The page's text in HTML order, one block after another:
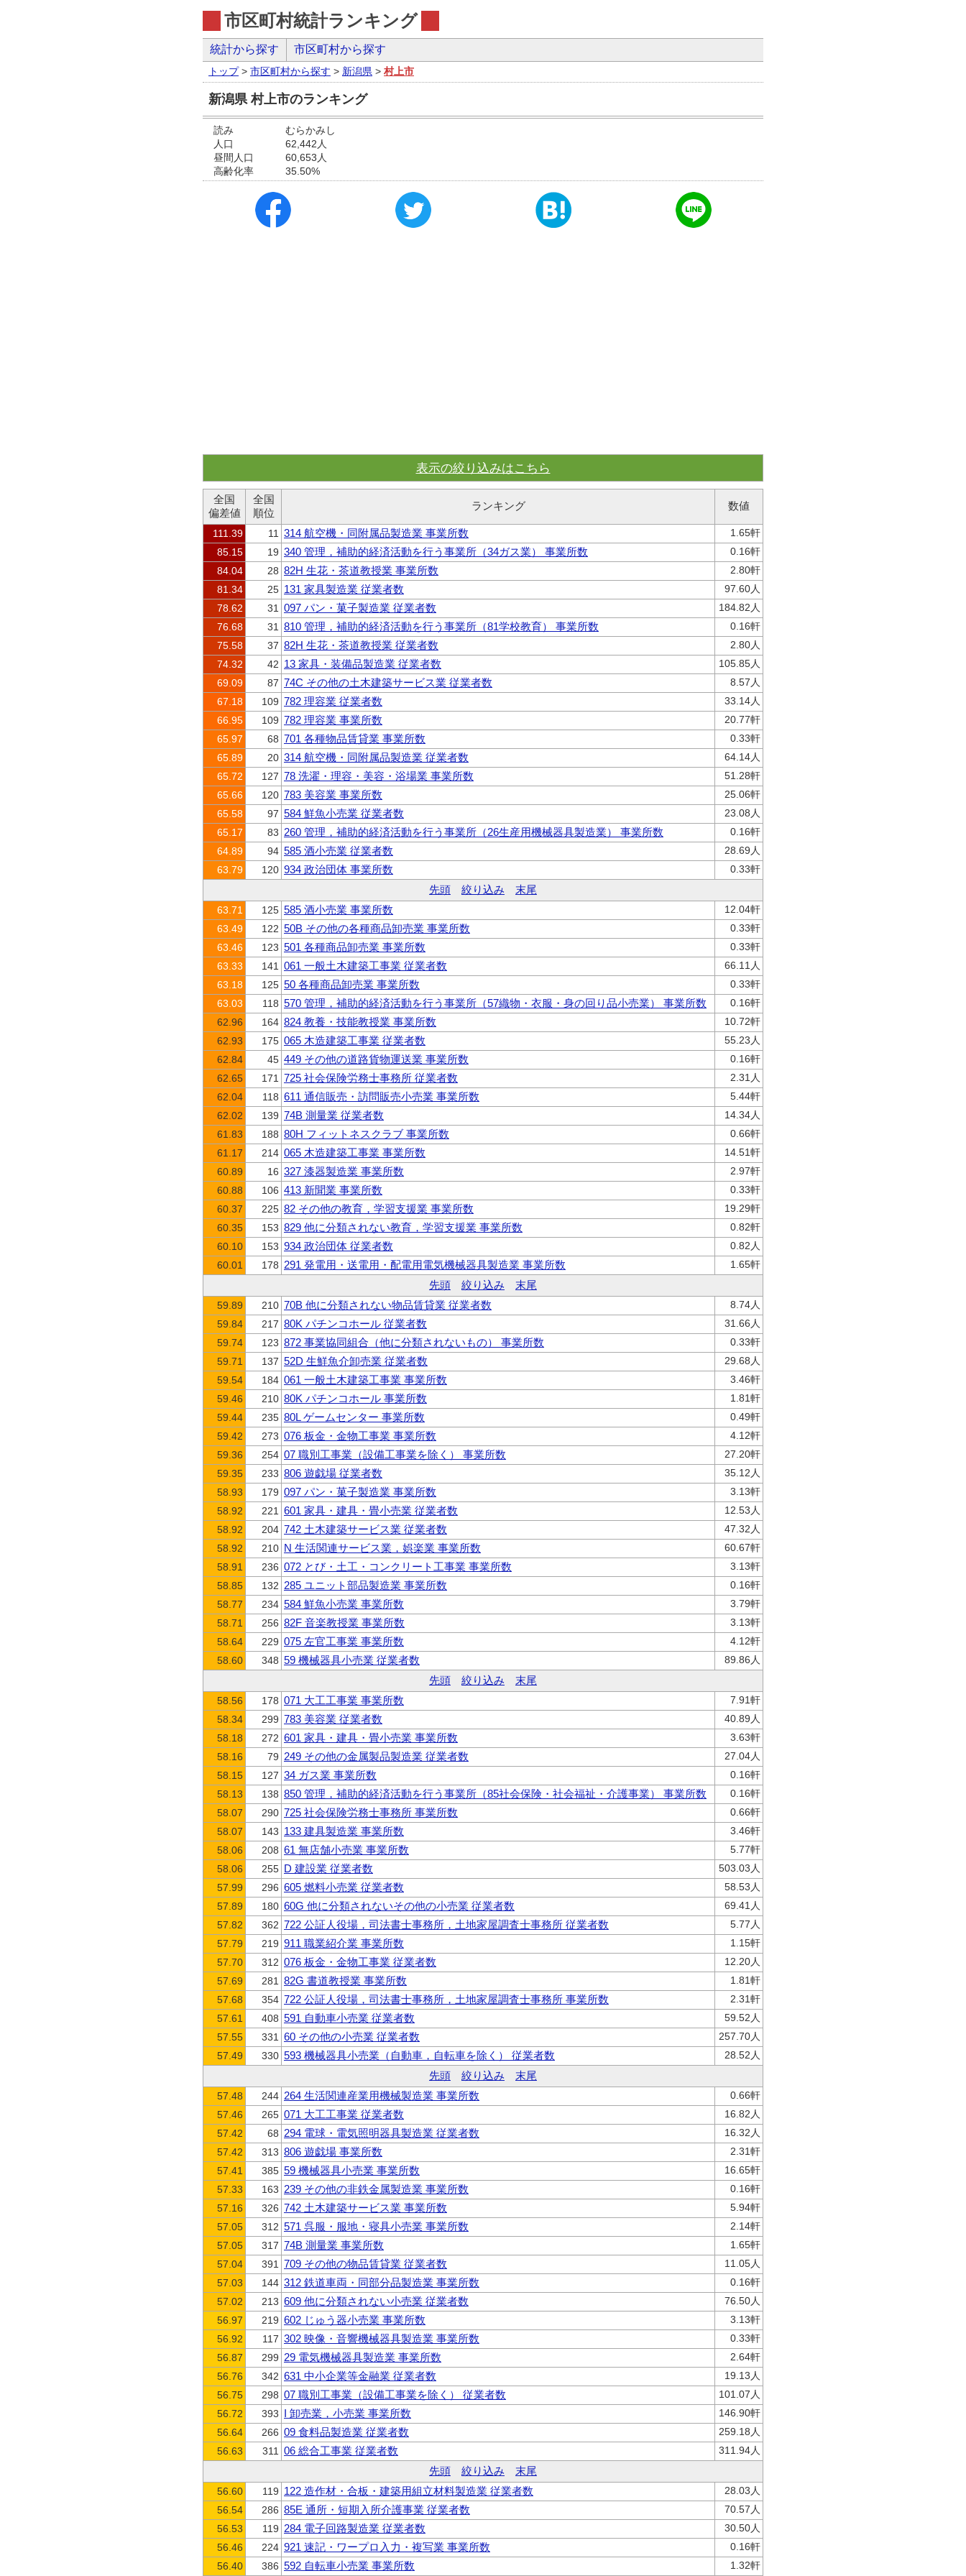
市区町村統計ランキング
統計から探す 市区町村から探す
トップ> 市区町村から探す > 新潟県 > 村上市
新潟県 村上市のランキング
読み
むらかみし
人口
62,442人
昼間人口
60,653人
高齢化率
35.50%
表示の絞り込みはこちら
全国
偏差値
全国
順位
ランキング 数値
111.39 11 314 航空機・同附属品製造業 事業所数
1.65軒
85.15
19 340 管理，補助的経済活動を行う事業所（34ガス業） 事業所数
0.16軒
84.04
28 82H 生花・茶道教授業 事業所数
2.80軒
81.34
25 131 家具製造業 従業者数
97.60人
78.62
31 097 パン・菓子製造業 従業者数
184.82人
76.68
31 810 管理，補助的経済活動を行う事業所（81学校教育） 事業所数
0.16軒
75.58
37 82H 生花・茶道教授業 従業者数
2.80人
74.32
42 13 家具・装備品製造業 従業者数
105.85人
69.09
87 74C その他の土木建築サービス業 従業者数
8.57人
67.18
109 782 理容業 従業者数
33.14人
66.95
109 782 理容業 事業所数
20.77軒
65.97
68 701 各種物品賃貸業 事業所数
0.33軒
65.89
20 314 航空機・同附属品製造業 従業者数
64.14人
65.72
127 78 洗濯・理容・美容・浴場業 事業所数
51.28軒
65.66
120 783 美容業 事業所数
25.06軒
65.58
97 584 鮮魚小売業 従業者数
23.08人
65.17
83 260 管理，補助的経済活動を行う事業所（26生産用機械器具製造業） 事業所数
0.16軒
64.89
94 585 酒小売業 従業者数
28.69人
63.79
120 934 政治団体 事業所数 0.33軒
先頭 絞り込み 末尾
63.71 125 585 酒小売業 事業所数
12.04軒
63.49
122 50B その他の各種商品卸売業 事業所数
0.33軒
63.46
123 501 各種商品卸売業 事業所数
0.33軒
63.33
141 061 一般土木建築工事業 従業者数
66.11人
63.18
125 50 各種商品卸売業 事業所数
0.33軒
63.03
118 570 管理，補助的経済活動を行う事業所（57織物・衣服・身の回り品小売業） 事業所数
0.16軒
62.96
164 824 教養・技能教授業 事業所数
10.72軒
62.93
175 065 木造建築工事業 従業者数
55.23人
62.84
45 449 その他の道路貨物運送業 事業所数
0.16軒
62.65
171 725 社会保険労務士事務所 従業者数
2.31人
62.04
118 611 通信販売・訪問販売小売業 事業所数
5.44軒
62.02
139 74B 測量業 従業者数
14.34人
61.83
188 80H フィットネスクラブ 事業所数
0.66軒
61.17
214 065 木造建築工事業 事業所数
14.51軒
60.89
16 327 漆器製造業 事業所数
2.97軒
60.88
106 413 新聞業 事業所数
0.33軒
60.37
225 82 その他の教育，学習支援業 事業所数
19.29軒
60.35
153 829 他に分類されない教育，学習支援業 事業所数
0.82軒
60.10
153 934 政治団体 従業者数
0.82人
60.01
178 291 発電用・送電用・配電用電気機械器具製造業 事業所数 1.65軒
先頭 絞り込み 末尾
59.89 210 70B 他に分類されない物品賃貸業 従業者数
8.74人
59.84
217 80K パチンコホール 従業者数
31.66人
59.74
123 872 事業協同組合（他に分類されないもの） 事業所数
0.33軒
59.71
137 52D 生鮮魚介卸売業 従業者数
29.68人
59.54
184 061 一般土木建築工事業 事業所数
3.46軒
59.46
210 80K パチンコホール 事業所数
1.81軒
59.44
235 80L ゲームセンター 事業所数
0.49軒
59.42
273 076 板金・金物工事業 事業所数
4.12軒
59.36
254 07 職別工事業（設備工事業を除く） 事業所数
27.20軒
59.35
233 806 遊戯場 従業者数
35.12人
58.93
179 097 パン・菓子製造業 事業所数
3.13軒
58.92
221 601 家具・建具・畳小売業 従業者数
12.53人
58.92
204 742 土木建築サービス業 従業者数
47.32人
58.92
210 N 生活関連サービス業，娯楽業 事業所数
60.67軒
58.91
236 072 とび・土工・コンクリート工事業 事業所数
3.13軒
58.85
132 285 ユニット部品製造業 事業所数
0.16軒
58.77
234 584 鮮魚小売業 事業所数
3.79軒
58.71
256 82F 音楽教授業 事業所数
3.13軒
58.64
229 075 左官工事業 事業所数
4.12軒
58.60
348 59 機械器具小売業 従業者数 89.86人
先頭 絞り込み 末尾
58.56 178 071 大工工事業 事業所数
7.91軒
58.34
299 783 美容業 従業者数
40.89人
58.18
272 601 家具・建具・畳小売業 事業所数
3.63軒
58.16
79 249 その他の金属製品製造業 従業者数
27.04人
58.15
127 34 ガス業 事業所数
0.16軒
58.13
138 850 管理，補助的経済活動を行う事業所（85社会保険・社会福祉・介護事業） 事業所数
0.16軒
58.07
290 725 社会保険労務士事務所 事業所数
0.66軒
58.07
143 133 建具製造業 事業所数
3.46軒
58.06
208 61 無店舗小売業 事業所数
5.77軒
58.06
255 D 建設業 従業者数
503.03人
57.99
296 605 燃料小売業 従業者数
58.53人
57.89
180 60G 他に分類されないその他の小売業 従業者数
69.41人
57.82
362 722 公証人役場，司法書士事務所，土地家屋調査士事務所 従業者数
5.77人
57.79
219 911 職業紹介業 事業所数
1.15軒
57.70
312 076 板金・金物工事業 従業者数
12.20人
57.69
281 82G 書道教授業 事業所数
1.81軒
57.68
354 722 公証人役場，司法書士事務所，土地家屋調査士事務所 事業所数
2.31軒
57.61
408 591 自動車小売業 従業者数
59.52人
57.55
331 60 その他の小売業 従業者数
257.70人
57.49
330 593 機械器具小売業（自動車，自転車を除く） 従業者数 28.52人
先頭 絞り込み 末尾
57.48 244 264 生活関連産業用機械製造業 事業所数
0.66軒
57.46
265 071 大工工事業 従業者数
16.82人
57.42
68 294 電球・電気照明器具製造業 従業者数
16.32人
57.42
313 806 遊戯場 事業所数
2.31軒
57.41
385 59 機械器具小売業 事業所数
16.65軒
57.33
163 239 その他の非鉄金属製造業 事業所数
0.16軒
57.16
326 742 土木建築サービス業 事業所数
5.94軒
57.05
312 571 呉服・服地・寝具小売業 事業所数
2.14軒
57.05
317 74B 測量業 事業所数
1.65軒
57.04
391 709 その他の物品賃貸業 従業者数
11.05人
57.03
144 312 鉄道車両・同部分品製造業 事業所数
0.16軒
57.02
213 609 他に分類されない小売業 従業者数
76.50人
56.97
219 602 じゅう器小売業 事業所数
3.13軒
56.92
117 302 映像・音響機械器具製造業 事業所数
0.33軒
56.87
299 29 電気機械器具製造業 事業所数
2.64軒
56.76
342 631 中小企業等金融業 従業者数
19.13人
56.75
298 07 職別工事業（設備工事業を除く） 従業者数
101.07人
56.72
393 I 卸売業，小売業 事業所数
146.90軒
56.64
266 09 食料品製造業 従業者数
259.18人
56.63
311 06 総合工事業 従業者数 311.94人
先頭 絞り込み 末尾
56.60 119 122 造作材・合板・建築用組立材料製造業 従業者数
28.03人
56.54
286 85E 通所・短期入所介護事業 従業者数
70.57人
56.53
119 284 電子回路製造業 従業者数
30.50人
56.46
224 921 速記・ワープロ入力・複写業 事業所数
0.16軒
56.40
386 592 自転車小売業 事業所数 1.32軒